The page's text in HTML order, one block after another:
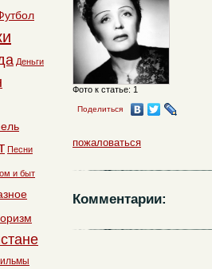
Фото к статье: 1
Поделиться
пожаловаться
Комментарии:
Деньги
Песни
и быт